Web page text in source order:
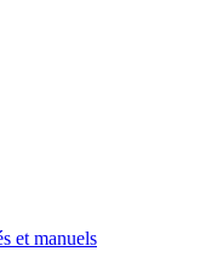
et manuels